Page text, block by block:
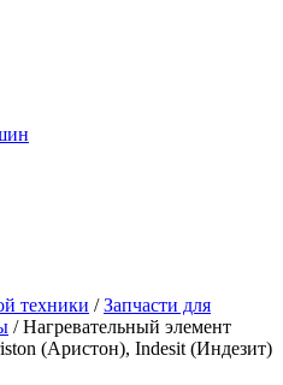
техники /Запчасти для
/ Нагревательный элемент
(Аристон), Indesit (Индезит)